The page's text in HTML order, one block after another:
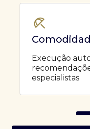
Execução
especialistas